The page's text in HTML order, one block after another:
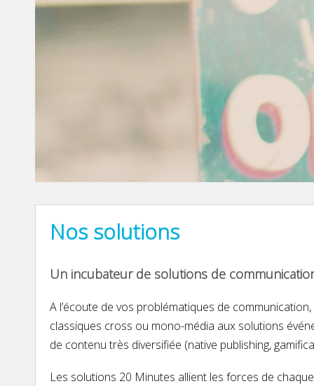
Nos solutions
Un incubateur de solutions de
A l’écoute de vos problématiques de
classiques cross ou mono-média aux solutions
de contenu très diversifiée (native publishing,
Les solutions 20 Minutes allient les forces de